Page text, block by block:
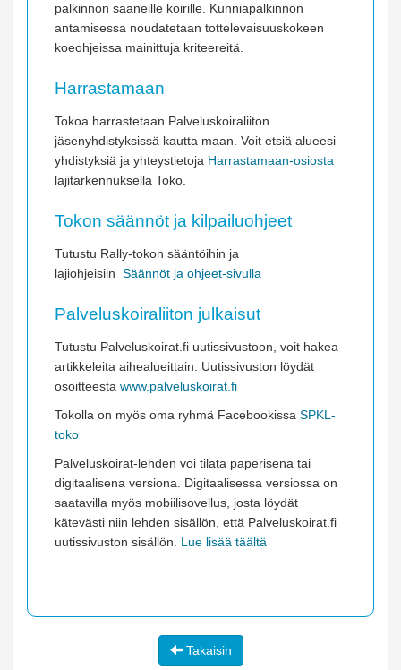
palkinnon saaneille koirille. Kunniapalkinnon
antamisessa noudatetaan tottelevaisuuskokeen
koeohjeissa mainittuja kriteereitä.
Harrastamaan
Tokoa harrastetaan Palveluskoiraliiton
jäsenyhdistyksissä kautta maan. Voit etsiä alueesi
yhdistyksiä ja yhteystietoja Harrastamaan-osiosta
lajitarkennuksella Toko.
Tokon säännöt ja kilpailuohjeet
Tutustu Rally-tokon sääntöihin ja
lajiohjeisiin Säännöt ja ohjeet-sivulla
Palveluskoiraliiton julkaisut
Tutustu Palveluskoirat.fi uutissivustoon, voit hakea
artikkeleita aihealueittain. Uutissivuston löydät
osoitteesta www.palveluskoirat.fi
Tokolla on myös oma ryhmä Facebookissa SPKL-
toko
Palveluskoirat-lehden voi tilata paperisena tai
digitaalisena versiona. Digitaalisessa versiossa on
saatavilla myös mobiilisovellus, josta löydät
kätevästi niin lehden sisällön, että Palveluskoirat.fi
uutissivuston sisällön. Lue lisää täältä
Takaisin